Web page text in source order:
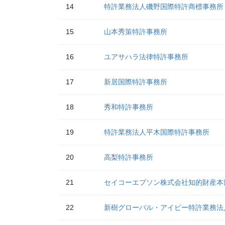
14 特許業務法人磯野国際特許商標事務所
15 山本秀策特許事務所
16 ユアサハラ法律特許事務所
17 新居国際特許事務所
18 秀和特許事務所
19 特許業務法人平木国際特許事務所
20 高梨特許事務所
21 セイコーエプソン株式会社知的財産
22 新樹グローバル・アイピー特許業務法